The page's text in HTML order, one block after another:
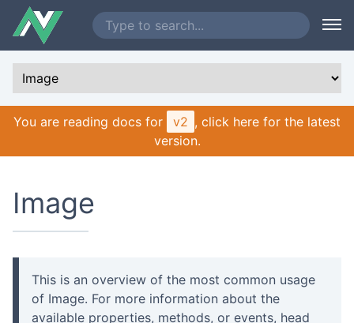
You are reading docs for v2 , click here for the latest
version.
Image
This is an overview of the most common usage
of Image. For more information about the
available properties, methods, or events, head